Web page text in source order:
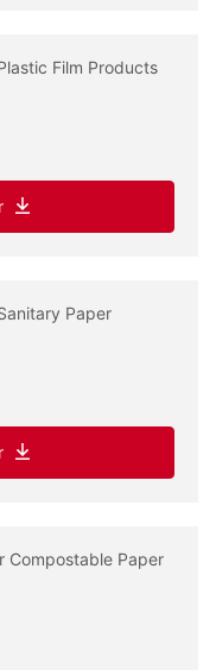
Film Products
Paper
Compostable Paper